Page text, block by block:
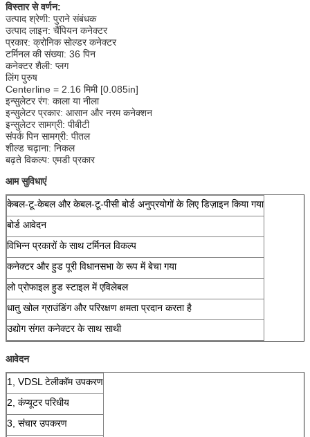
विस्तार से वर्णन:
उत्पाद श्रेणी: पुराने संबंधक
उत्पाद लाइन: चैंपियन कनेक्टर
प्रकार: क्रोनिक सोल्डर कनेक्टर
टर्मिनल की संख्या: 36 पिन
कनेक्टर शैली: प्लग
लिंग पुरुष
Centerline = 2.16 मिमी [0.085in]
इन्सुलेटर रंग: काला या नीला
इन्सुलेटर प्रकार: आसान और नरम कनेक्शन
इन्सुलेटर सामग्री: पीबीटी
संपर्क पिन सामग्री: पीतल
शील्ड चढ़ाना: निकल
बढ़ते विकल्प: एमडी प्रकार
आम सुविधाएं
केबल-टू-केबल और केबल-टू-पीसी बोर्ड अनुप्रयोगों के लिए डिज़ाइन किया गया
बोर्ड आवेदन
विभिन्न प्रकारों के साथ टर्मिनल विकल्प
कनेक्टर और हुड पूरी विधानसभा के रूप में बेचा गया
लो प्रोफाइल हुड स्टाइल में एविलेबल
धातु खोल ग्राउंडिंग और परिरक्षण क्षमता प्रदान करता है
उद्योग संगत कनेक्टर के साथ साथी
आवेदन
1, VDSL टेलीकॉम उपकरण
2, कंप्यूटर परिधीय
3, संचार उपकरण